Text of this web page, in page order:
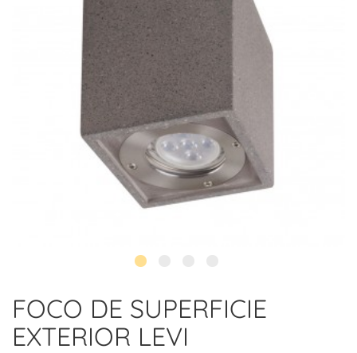
FOCO DE SUPERFICIE
EXTERIOR LEVI